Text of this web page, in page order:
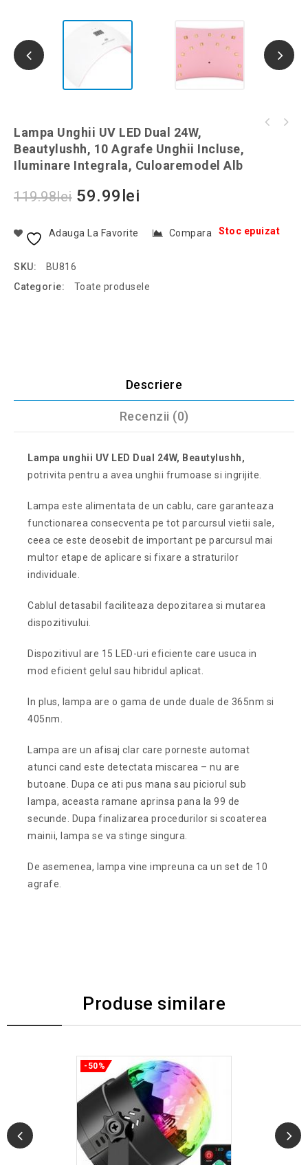
Lampa Unghii UV LED Dual 24W,
Beautylushh, 10 Agrafe Unghii Incluse,
Iluminare Integrala, Culoaremodel Alb
119.98lei 59.99 lei
Stoc epuizat
Adauga La Favorite Compara
SKU:
BU816
Categorie:
Toate produsele
Descriere
Recenzii (0)
Lampa unghii UV LED Dual 24W, Beautylushh,
potrivita pentru a avea unghii frumoase si ingrijite.
Lampa este alimentata de un cablu, care garanteaza
functionarea consecventa pe tot parcursul vietii sale,
ceea ce este deosebit de important pe parcursul mai
multor etape de aplicare si fixare a straturilor
individuale.
Cablul detasabil faciliteaza depozitarea si mutarea
dispozitivului.
Dispozitivul are 15 LED-uri eficiente care usuca in
mod eficient gelul sau hibridul aplicat.
In plus, lampa are o gama de unde duale de 365nm si
405nm.
Lampa are un afisaj clar care porneste automat
atunci cand este detectata miscarea – nu are
butoane. Dupa ce ati pus mana sau piciorul sub
lampa, aceasta ramane aprinsa pana la 99 de
secunde. Dupa finalizarea procedurilor si scoaterea
mainii, lampa se va stinge singura.
De asemenea, lampa vine impreuna ca un set de 10
agrafe.
Produse similare
-50%